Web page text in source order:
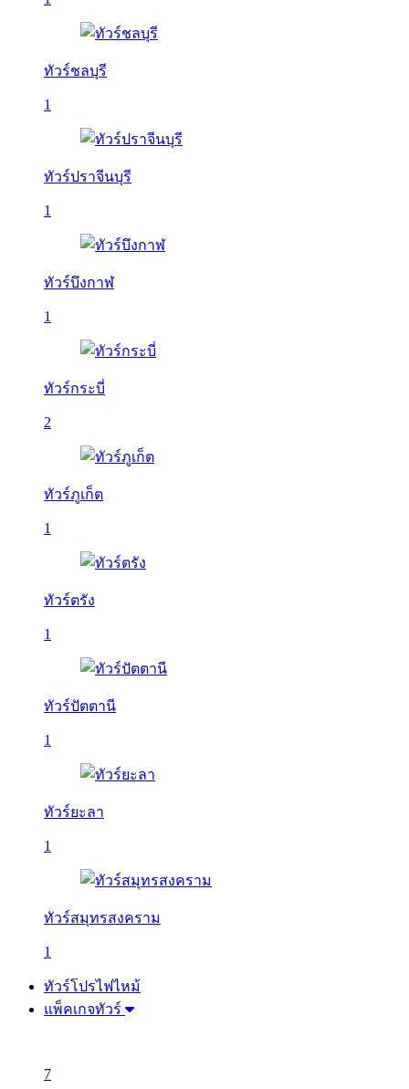
ทัวร์ชลบุรี
1
ทัวร์ปราจีนบุรี
1
ทัวร์บึงกาฬ
1
ทัวร์กระบี่
2
ทัวร์ภูเก็ต
1
ทัวร์ตรัง
1
ทัวร์ปัตตานี
1
ทัวร์ยะลา
1
ทัวร์สมุทรสงคราม
1
ทัวร์โปรไฟไหม้
แพ็คเกจทัวร์
7